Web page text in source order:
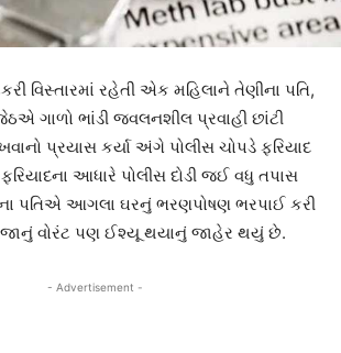
વિસ્તારમાં રહેતી એક મહિલાને તેણીના પતિ,
ગાળો ભાંડી જ્વલનશીલ પ્રવાહી છાંટી
પ્રયાસ કર્યા અંગે પોલીસ ચોપડે ફરિયાદ
આધારે પોલીસ દોડી જઈ વધુ તપાસ
પતિએ આગલા ઘરનું ભરણપોષણ ભરપાઈ કરી
વોરંટ પણ ઈશ્યૂ થયાનું જાહેર થયું છે.
- Advertisement -